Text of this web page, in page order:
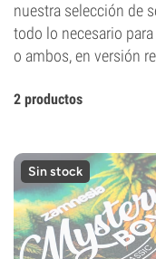
nuestra selección de
todo lo necesario
o ambos, en versión
2 productos
Sin stock